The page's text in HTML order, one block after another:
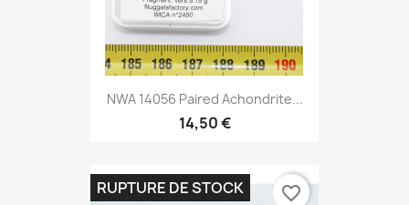
NWA 14056 Paired Achondrite...
14,50 €
RUPTURE DE STOCK favorite_border